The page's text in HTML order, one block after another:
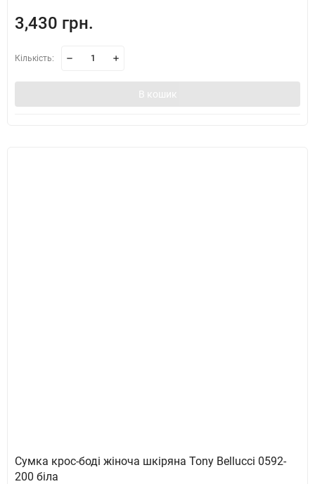
3,430 грн.
Кількість:
В кошик
​Сумка крос-боді жіноча шкіряна Tony Bellucci 0592-
200 біла